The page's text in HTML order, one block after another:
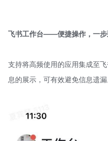
飞书工作台——便捷操作，一步
支持将高频使用的应用集成至
息的展示，可有效避免信息遗漏